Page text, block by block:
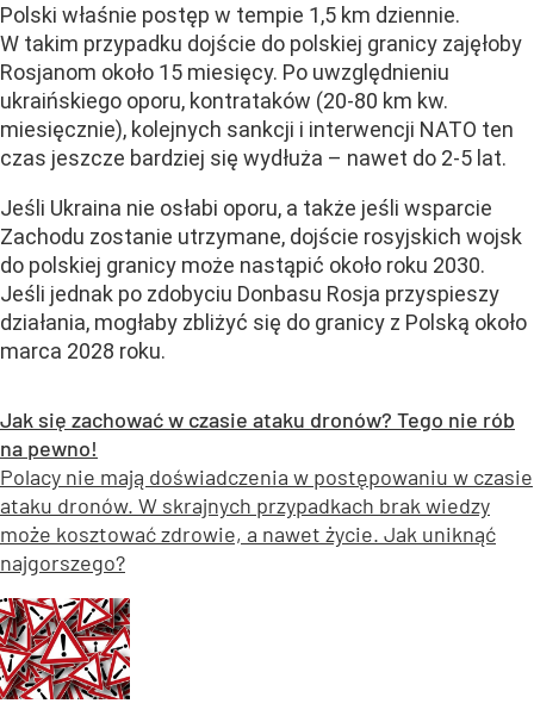
Polski właśnie postęp w tempie 1,5 km dziennie.
W takim przypadku dojście do polskiej granicy zajęłoby
Rosjanom około 15 miesięcy. Po uwzględnieniu
ukraińskiego oporu, kontrataków (20-80 km kw.
miesięcznie), kolejnych sankcji i interwencji NATO ten
czas jeszcze bardziej się wydłuża – nawet do 2-5 lat.
Jeśli Ukraina nie osłabi oporu, a także jeśli wsparcie
Zachodu zostanie utrzymane, dojście rosyjskich wojsk
do polskiej granicy może nastąpić około roku 2030.
Jeśli jednak po zdobyciu Donbasu Rosja przyspieszy
działania, mogłaby zbliżyć się do granicy z Polską około
marca 2028 roku.
Jak się zachować w czasie ataku dronów? Tego nie rób
na pewno!
Polacy nie mają doświadczenia w postępowaniu w czasie
ataku dronów. W skrajnych przypadkach brak wiedzy
może kosztować zdrowie, a nawet życie. Jak uniknąć
najgorszego?